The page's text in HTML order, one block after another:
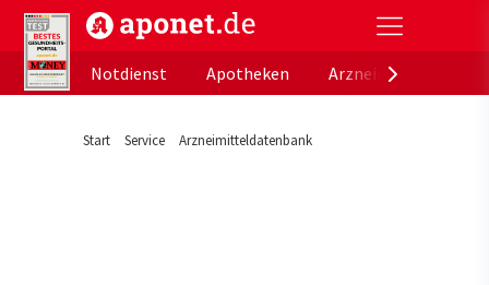
aponet.de - Das offizielle Gesundheitsportal der
Notdienst
Apotheken
Start Service Arzneimitteldatenbank